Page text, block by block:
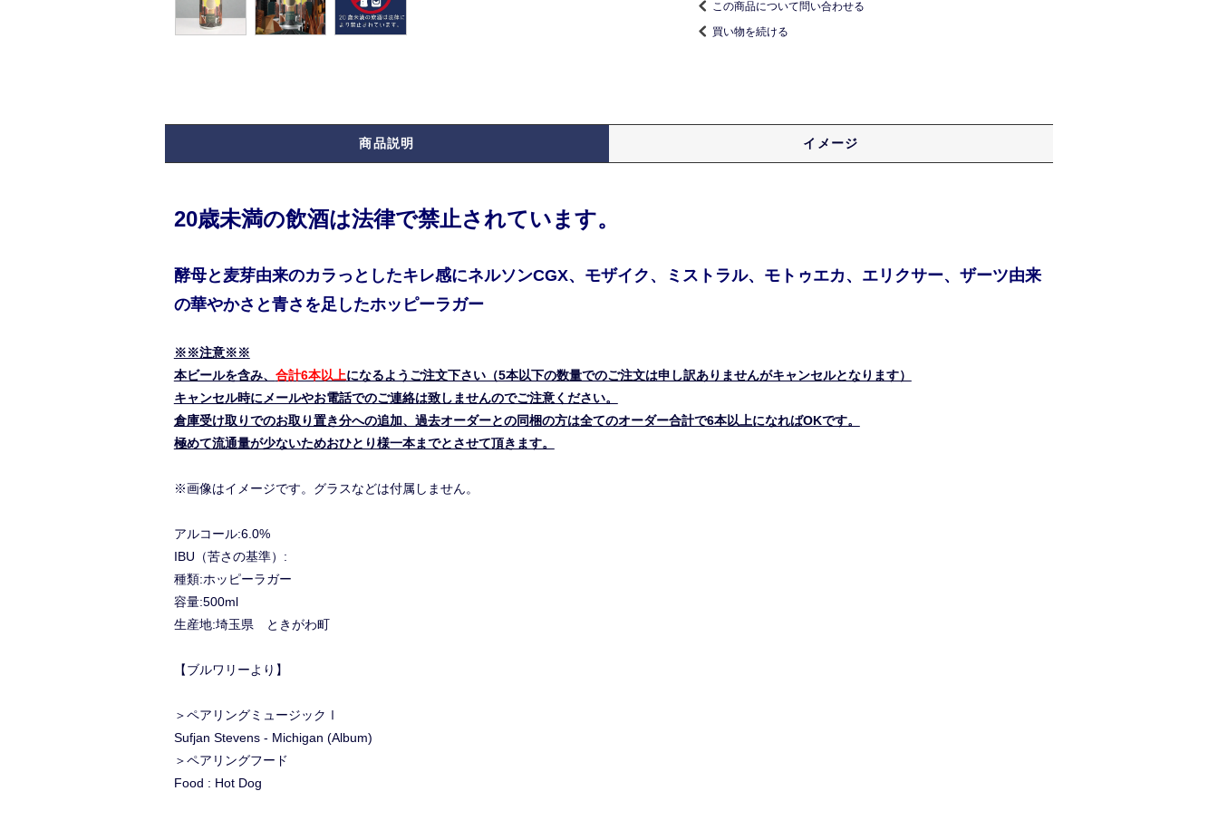
この商品について問い合わせる
買い物を続ける
商品説明 イメージ
20歳未満の飲酒は法律で禁止されています。
酵母と麦芽由来のカラっとしたキレ感にネルソンCGX、モザイク、ミストラル、モトゥエカ、エリクサー、ザーツ由来
の華やかさと青さを足したホッピーラガー
※※注意※※
本ビールを含み、 合計6本以上になるようご注文下さい（5本以下の数量でのご注文は申し訳ありませんがキャンセルとなります）
キャンセル時にメールやお電話でのご連絡は致しませんのでご注意ください。
倉庫受け取りでのお取り置き分への追加、過去オーダーとの同梱の方は全てのオーダー合計で6本以上になればOKです。
極めて流通量が少ないためおひとり様一本までとさせて頂きます。
※画像はイメージです。グラスなどは付属しません。
アルコール:6.0%
IBU（苦さの基準）:
種類:ホッピーラガー
容量:500ml
生産地:埼玉県 ときがわ町
【ブルワリーより】
＞ペアリングミュージックⅠ
Sufjan Stevens - Michigan (Album)
＞ペアリングフード
Food : Hot Dog